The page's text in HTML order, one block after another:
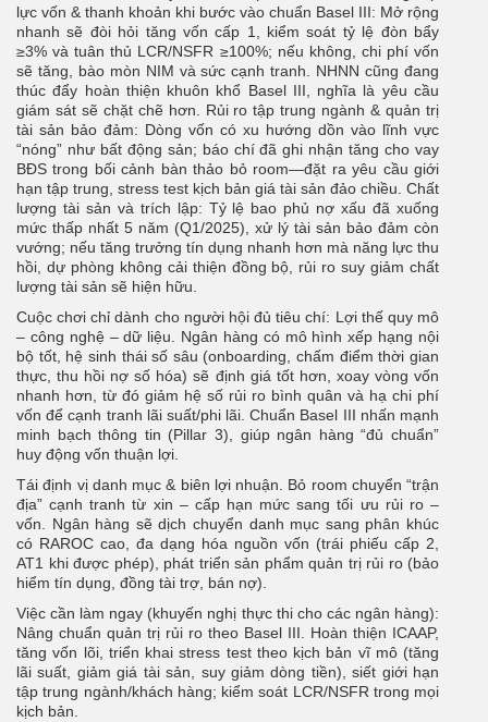
lực vốn & thanh khoản khi bước vào chuẩn Basel III: Mở rộng
nhanh sẽ đòi hỏi tăng vốn cấp 1, kiểm soát tỷ lệ đòn bẩy
≥3% và tuân thủ LCR/NSFR ≥100%; nếu không, chi phí vốn
sẽ tăng, bào mòn NIM và sức cạnh tranh. NHNN cũng đang
thúc đẩy hoàn thiện khuôn khổ Basel III, nghĩa là yêu cầu
giám sát sẽ chặt chẽ hơn. Rủi ro tập trung ngành & quản trị
tài sản bảo đảm: Dòng vốn có xu hướng dồn vào lĩnh vực
“nóng” như bất động sản; báo chí đã ghi nhận tăng cho vay
BĐS trong bối cảnh bàn thảo bỏ room—đặt ra yêu cầu giới
hạn tập trung, stress test kịch bản giá tài sản đảo chiều. Chất
lượng tài sản và trích lập: Tỷ lệ bao phủ nợ xấu đã xuống
mức thấp nhất 5 năm (Q1/2025), xử lý tài sản bảo đảm còn
vướng; nếu tăng trưởng tín dụng nhanh hơn mà năng lực thu
hồi, dự phòng không cải thiện đồng bộ, rủi ro suy giảm chất
lượng tài sản sẽ hiện hữu.
Cuộc chơi chỉ dành cho người hội đủ tiêu chí: Lợi thế quy mô
– công nghệ – dữ liệu. Ngân hàng có mô hình xếp hạng nội
bộ tốt, hệ sinh thái số sâu (onboarding, chấm điểm thời gian
thực, thu hồi nợ số hóa) sẽ định giá tốt hơn, xoay vòng vốn
nhanh hơn, từ đó giảm hệ số rủi ro bình quân và hạ chi phí
vốn để cạnh tranh lãi suất/phi lãi. Chuẩn Basel III nhấn mạnh
minh bạch thông tin (Pillar 3), giúp ngân hàng “đủ chuẩn”
huy động vốn thuận lợi.
Tái định vị danh mục & biên lợi nhuận. Bỏ room chuyển “trận
địa” cạnh tranh từ xin – cấp hạn mức sang tối ưu rủi ro –
vốn. Ngân hàng sẽ dịch chuyển danh mục sang phân khúc
có RAROC cao, đa dạng hóa nguồn vốn (trái phiếu cấp 2,
AT1 khi được phép), phát triển sản phẩm quản trị rủi ro (bảo
hiểm tín dụng, đồng tài trợ, bán nợ).
Việc cần làm ngay (khuyến nghị thực thi cho các ngân hàng):
Nâng chuẩn quản trị rủi ro theo Basel III. Hoàn thiện ICAAP,
tăng vốn lõi, triển khai stress test theo kịch bản vĩ mô (tăng
lãi suất, giảm giá tài sản, suy giảm dòng tiền), siết giới hạn
tập trung ngành/khách hàng; kiểm soát LCR/NSFR trong mọi
kịch bản.